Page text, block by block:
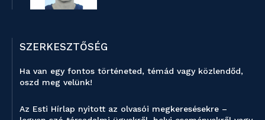
SZERKESZTŐSÉG
Ha van egy fontos történeted, témád vagy közlendőd,
oszd meg velünk!
Az Esti Hírlap nyitott az olvasói megkeresésekre –